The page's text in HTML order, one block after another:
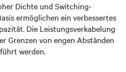
Dichte und Switching-
ermöglichen ein verbessertes
Die Leistungsverkabelung
Grenzen von engen Abständen
werden.